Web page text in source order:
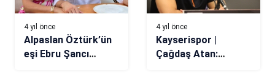
4 yıl önce
Alpaslan Öztürk’ün
eşi Ebru Şancı
4 yıl önce
Kayserispor |
Çağdaş Atan: